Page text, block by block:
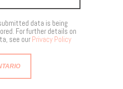
data is being
For further details on
see our Privacy Policy